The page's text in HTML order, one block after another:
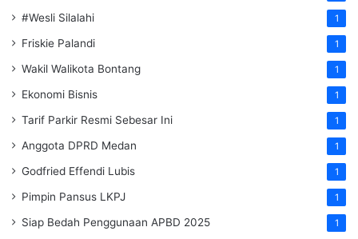
#Wesli Silalahi 1
Friskie Palandi 1
Wakil Walikota Bontang 1
Ekonomi Bisnis 1
Tarif Parkir Resmi Sebesar Ini 1
Anggota DPRD Medan 1
Godfried Effendi Lubis 1
Pimpin Pansus LKPJ 1
Siap Bedah Penggunaan APBD 2025 1